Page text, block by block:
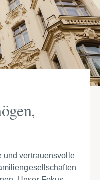
und vertrauensvolle